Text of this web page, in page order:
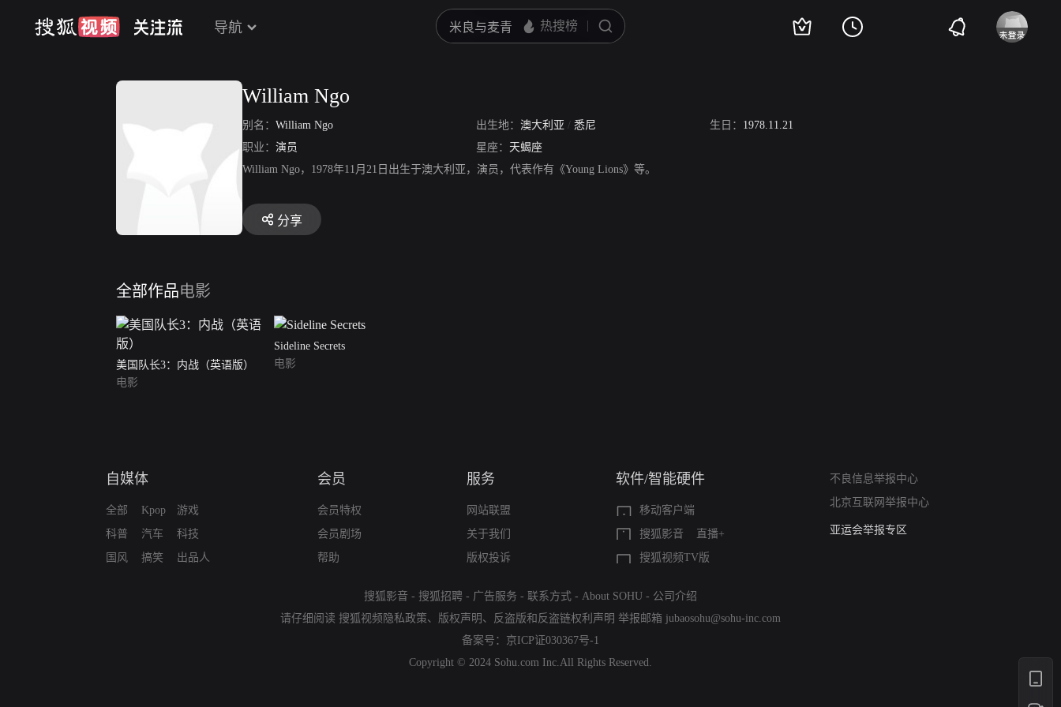
导航
William Ngo
别名： William Ngo 出生地： 澳大利亚 / 悉尼 生日： 1978.11.21
职业： 演员 星座： 天蝎座
William Ngo，1978年11月21日出生于澳大利亚，演员，代表作有《Young Lions》等。
分享
全部作品电影
美国队长3：内战（英语版）
电影
Sideline Secrets
电影
自媒体
全部
科普
国风
Kpop
汽车
搞笑
游戏
科技
出品人
会员
会员特权
会员剧场
帮助
服务
网站联盟
关于我们
版权投诉
软件/智能硬件
移动客户端
搜狐影音
直播+
搜狐视频TV版
不良信息举报中心
北京互联网举报中心
算法推荐专项举报
亚运会举报专区
搜狐影音 - 搜狐招聘 - 广告服务 - 联系方式 - About SOHU - 公司介绍
请仔细阅读 搜狐视频隐私政策、 版权声明 、 反盗版和反盗链权利声明 举报邮箱 jubaosohu@sohu-inc.com
备案号： 京ICP证030367号-1
Copyright © 2024 Sohu.com Inc.All Rights Reserved.